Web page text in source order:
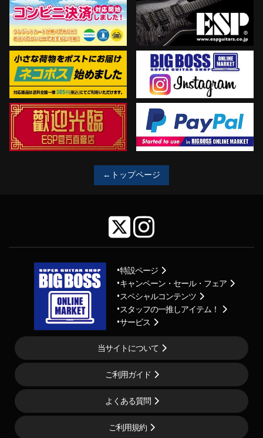
←トップページ
特設ページ
キャンペーン・セール・フェア
スペシャルコンテンツ
スタッフの一推しアイテム！
サービス
当サイトについて
ご利用ガイド
よくある質問
ご利用規約